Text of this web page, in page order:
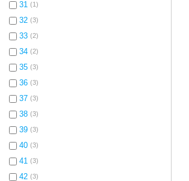
31 (1)
32 (3)
33 (2)
34 (2)
35 (3)
36 (3)
37 (3)
38 (3)
39 (3)
40 (3)
41 (3)
42 (3)